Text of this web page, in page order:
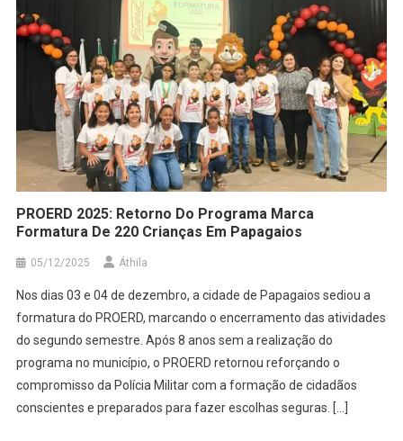
PROERD 2025: Retorno Do Programa Marca
Formatura De 220 Crianças Em Papagaios
05/12/2025 Áthila
Nos dias 03 e 04 de dezembro, a cidade de Papagaios sediou a
formatura do PROERD, marcando o encerramento das atividades
do segundo semestre. Após 8 anos sem a realização do
programa no município, o PROERD retornou reforçando o
compromisso da Polícia Militar com a formação de cidadãos
conscientes e preparados para fazer escolhas seguras. […]